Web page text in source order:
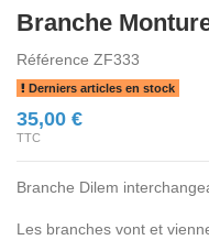
Branche
Référence ZF333
Derniers articles en stock
35,00 €
TTC
Branche Dilem
Les branches vont et